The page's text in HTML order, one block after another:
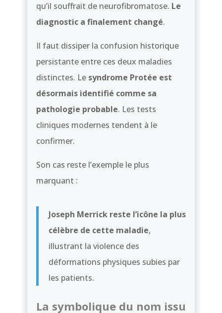
qu’il souffrait de neurofibromatose. Le
diagnostic a finalement changé.
Il faut dissiper la confusion historique
persistante entre ces deux maladies
distinctes. Le syndrome Protée est
désormais identifié comme sa
pathologie probable. Les tests
cliniques modernes tendent à le
confirmer.
Son cas reste l’exemple le plus
marquant :
Joseph Merrick reste l’icône la plus
célèbre de cette maladie,
illustrant la violence des
déformations physiques subies par
les patients.
La symbolique du nom issu